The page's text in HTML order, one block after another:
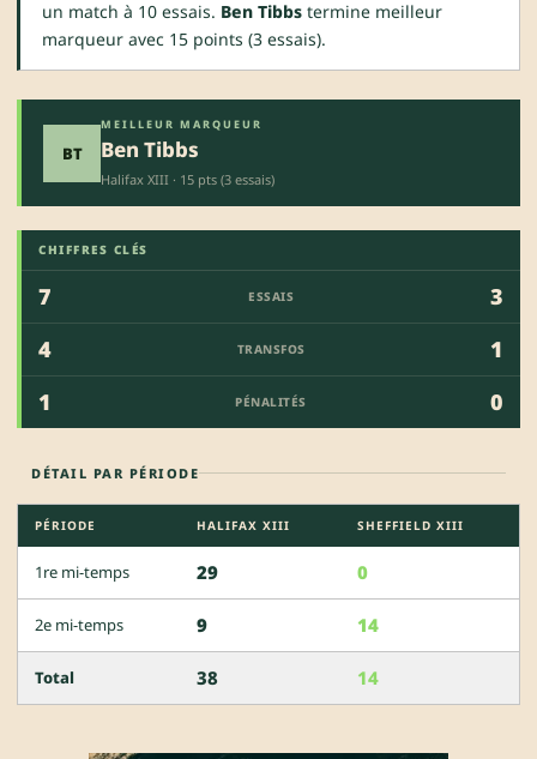
un match à 10 essais. Ben Tibbs termine meilleur
marqueur avec 15 points (3 essais).
BT
MEILLEUR MARQUEUR
Ben Tibbs
Halifax XIII · 15 pts (3 essais)
CHIFFRES CLÉS
7 ESSAIS
3
4
TRANSFOS
1
1
PÉNALITÉS 0
DÉTAIL PAR PÉRIODE
PÉRIODE HALIFAX XIII SHEFFIELD XIII
1re mi-temps 29 0
2e mi-temps 9 14
Total 38 14